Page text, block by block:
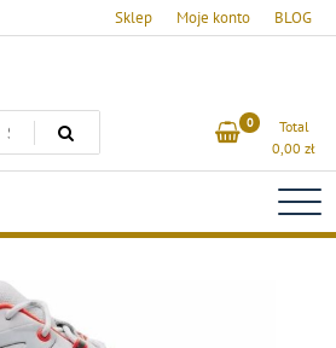
Sklep Moje konto BLOG
0
Total
0,00 zł